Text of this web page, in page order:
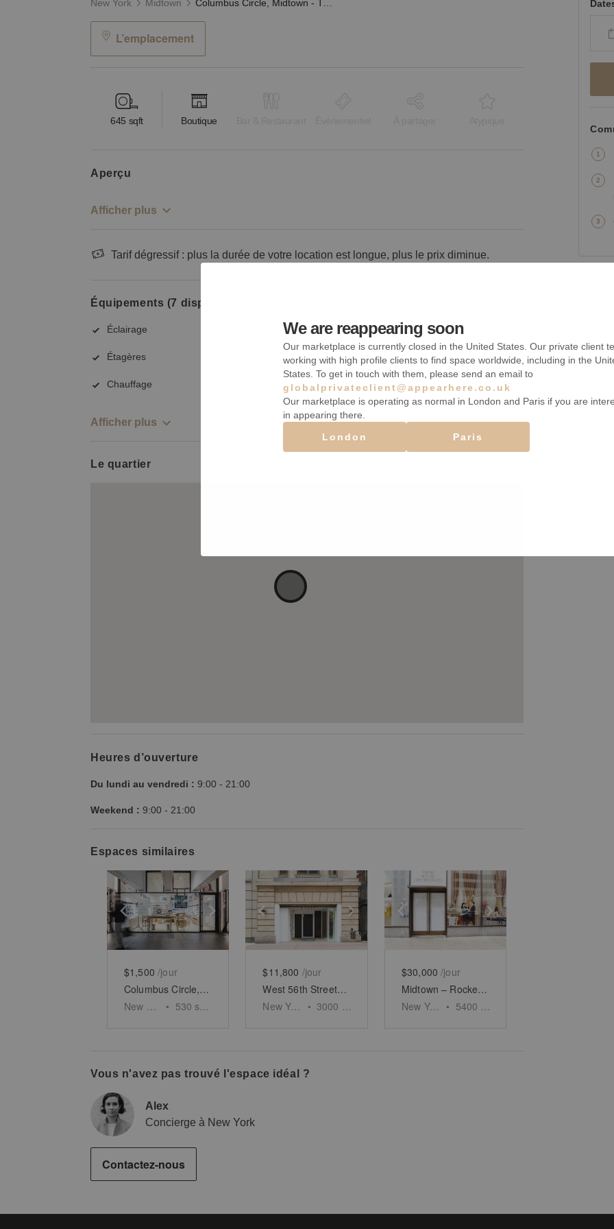
New York Midtown
L’emplacement
645 sqft Boutique
aperçu
Afficher plus
Tarif dégressif : plus la durée de votre location est longue, plus le prix diminue.
Équipements (7 disponibles)
Éclairage Accès handicapé
Étagères Comptoirs
Chauffage Volets de sécurité
Afficher plus
Le quartier
Heures d’ouverture
Du lundi au vendredi : 9:00 - 21:00
Weekend : 9:00 - 21:00
Espaces similaires
Show previous slideShow next slide
$1,500 /jour
Columbus Circle, Midtown - Turnstyle Underground Market - The Glass Shop
New York
• 530 sq ft
Show previous slideShow next slide
$11,800 /jour
West 56th Street, Midtown - The Flagship Showroom
New York
• 3000
Show previous slideShow next slide
$30,000 /jour
Midtown – Rockefeller Plaza Retail Space
New York
• 5400
Vous n'avez pas trouvé l'espace idéal ?
Alex
Concierge à New York
Contactez-nous
We are reappearing soon
Our marketplace is currently closed in the United States. Our private client
working with high profile clients to find space worldwide, including in the
States. To get in touch with them, please send an email to
globalprivateclient@appearhere.co.uk
Our marketplace is operating as normal in London and Paris if you are
in appearing there.
London
Paris